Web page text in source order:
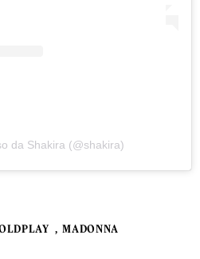
da Shakira (@shakira)
MADONNA